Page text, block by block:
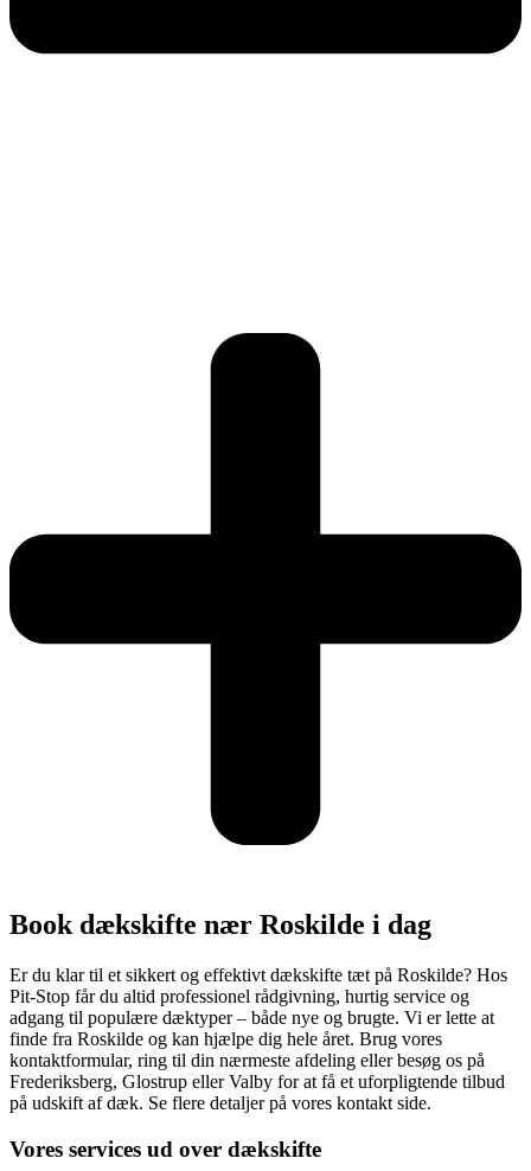
Book dækskifte nær Roskilde i dag
Er du klar til et sikkert og effektivt dækskifte tæt på Roskilde? Hos
Pit-Stop får du altid professionel rådgivning, hurtig service og
adgang til populære dæktyper – både nye og brugte. Vi er lette at
finde fra Roskilde og kan hjælpe dig hele året. Brug vores
kontaktformular, ring til din nærmeste afdeling eller besøg os på
Frederiksberg, Glostrup eller Valby for at få et uforpligtende tilbud
på udskift af dæk. Se flere detaljer på vores kontakt side.
Vores services ud over dækskifte